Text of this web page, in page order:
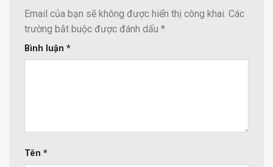
Email của bạn sẽ không được hiển thị công khai. Các
trường bắt buộc được đánh dấu *
Bình luận *
Tên *